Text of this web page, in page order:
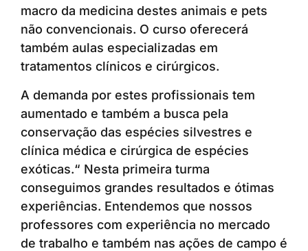
macro da medicina destes animais e pets
não convencionais. O curso oferecerá
também aulas especializadas em
tratamentos clínicos e cirúrgicos.
A demanda por estes profissionais tem
aumentado e também a busca pela
conservação das espécies silvestres e
clínica médica e cirúrgica de espécies
exóticas.“ Nesta primeira turma
conseguimos grandes resultados e ótimas
experiências. Entendemos que nossos
professores com experiência no mercado
de trabalho e também nas ações de campo é